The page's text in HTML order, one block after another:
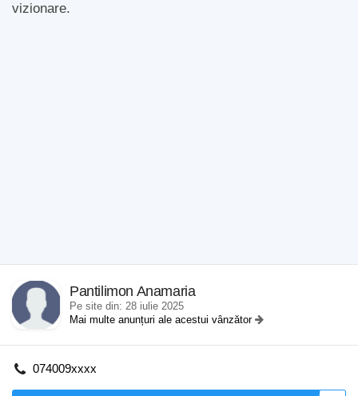
vizionare.
Pantilimon Anamaria
Pe site din: 28 iulie 2025
Mai multe anunțuri ale acestui vânzător
074009xxxx